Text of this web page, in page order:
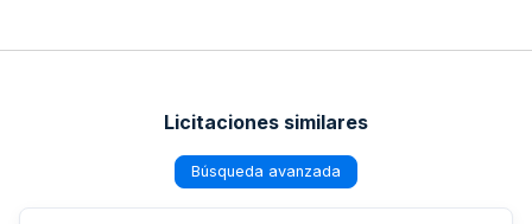
Licitaciones similares
Búsqueda avanzada